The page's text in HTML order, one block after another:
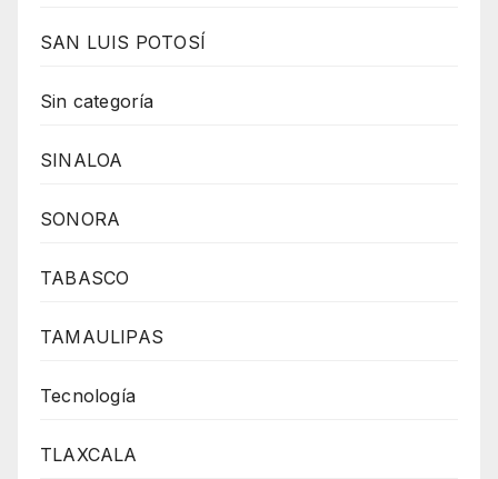
SAN LUIS POTOSÍ
Sin categoría
SINALOA
SONORA
TABASCO
TAMAULIPAS
Tecnología
TLAXCALA